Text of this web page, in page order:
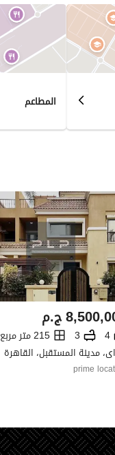
المطاعم
ج.م
4
3
215 متر مربع
مدينة المستقبل، القاهرة
prime